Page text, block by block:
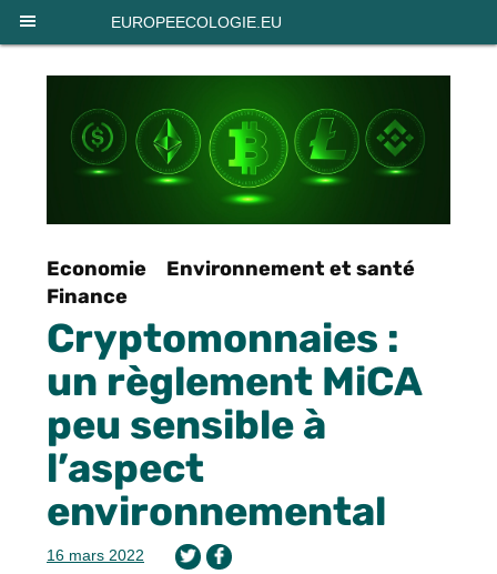
EUROPEECOLOGIE.EU
Economie
Environnement et santé
Finance
Cryptomonnaies :
un règlement MiCA
peu sensible à
l’aspect
environnemental
16 mars 2022